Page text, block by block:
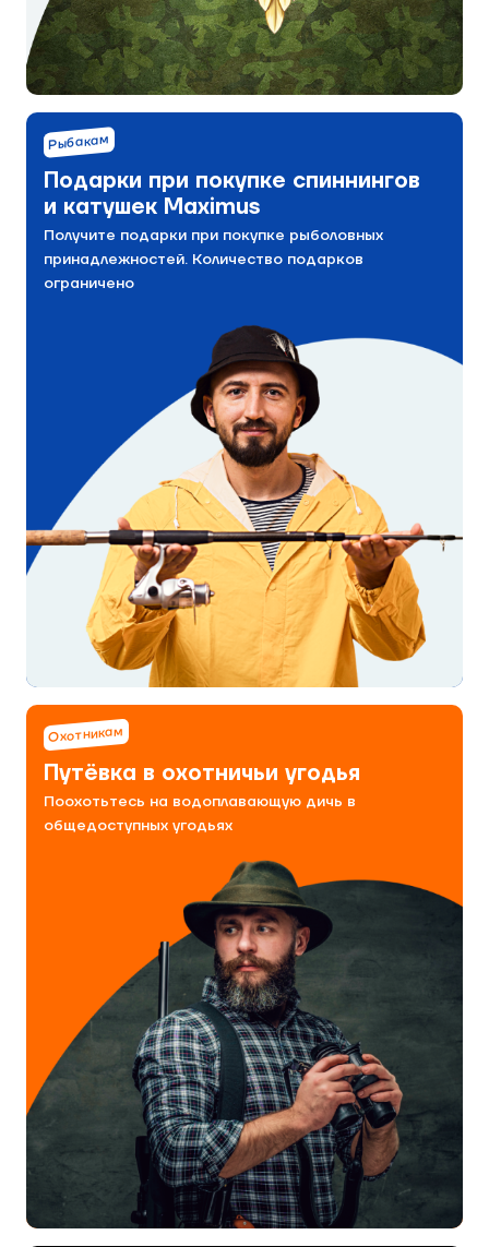
Рыбакам
Подарки при покупке спиннингов
и катушек Maximus
Получите подарки при покупке рыболовных
принадлежностей. Количество подарков
ограничено
Охотникам
Путёвка в охотничьи угодья
Поохотьтесь на водоплавающую дичь в
общедоступных угодьях